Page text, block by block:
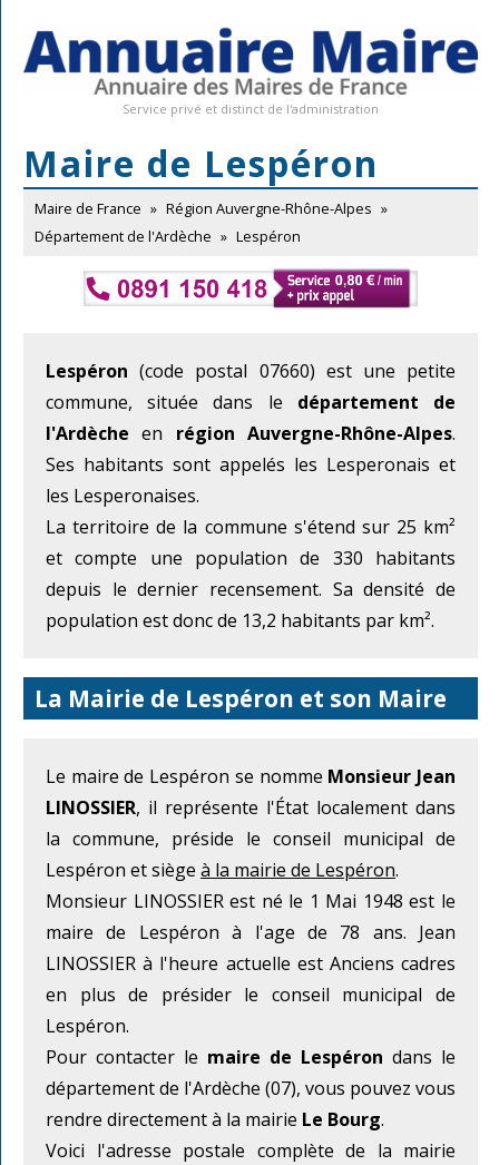
Service privé et distinct de l'administration
Maire de Lespéron
Maire de France » Région Auvergne-Rhône-Alpes »
Département de l'Ardèche » Lespéron
Lespéron (code postal 07660) est une petite
commune, située dans le département de
l'Ardèche en région Auvergne-Rhône-Alpes.
Ses habitants sont appelés les Lesperonais et
les Lesperonaises.
La territoire de la commune s'étend sur 25 km²
et compte une population de 330 habitants
depuis le dernier recensement. Sa densité de
population est donc de 13,2 habitants par km².
La Mairie de Lespéron et son Maire
Le maire de Lespéron se nomme Monsieur Jean
LINOSSIER, il représente l'État localement dans
la commune, préside le conseil municipal de
Lespéron et siège à la mairie de Lespéron.
Monsieur LINOSSIER est né le 1 Mai 1948 est le
maire de Lespéron à l'age de 78 ans. Jean
LINOSSIER à l'heure actuelle est Anciens cadres
en plus de présider le conseil municipal de
Lespéron.
Pour contacter le maire de Lespéron dans le
département de l'Ardèche (07), vous pouvez vous
rendre directement à la mairie Le Bourg.
Voici l'adresse postale complète de la mairie